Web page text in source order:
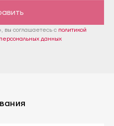
вы соглашаетесь с политикой
персональных данных